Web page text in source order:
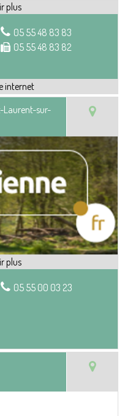
05 55 48 83 83
05 55 48 83 82
Laurent-sur-
05 55 00 03 23